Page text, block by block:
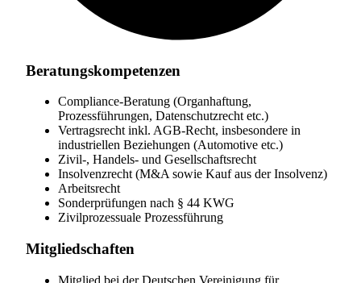
Beratungskompetenzen
Compliance-Beratung (Organhaftung,
Prozessführungen, Datenschutzrecht etc.)
Vertragsrecht inkl. AGB-Recht, insbesondere in
industriellen Beziehungen (Automotive etc.)
Zivil-, Handels- und Gesellschaftsrecht
Insolvenzrecht (M&A sowie Kauf aus der Insolvenz)
Arbeitsrecht
Sonderprüfungen nach § 44 KWG
Zivilprozessuale Prozessführung
Mitgliedschaften
Mitglied bei der Deutschen Vereinigung für